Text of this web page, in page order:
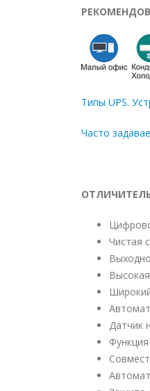
Типы UPS.
Часто
Чистая
Датчик